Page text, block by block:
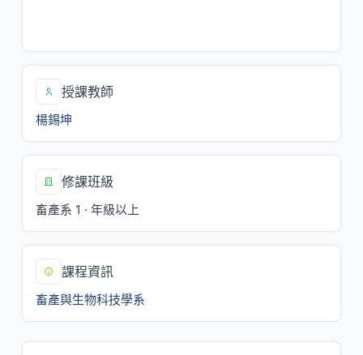
授課教師
楊錫坤
修課班級
畜產系 1 · 年級以上
課程資訊
畜產與生物科技學系